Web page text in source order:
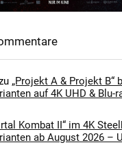
„Projekt A & Projekt B“
auf 4K UHD & Blu-
Kombat II“ im 4K
ab August 2026 –